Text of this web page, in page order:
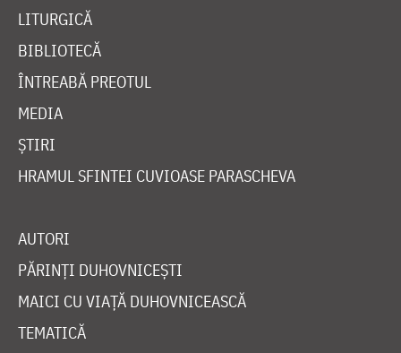
LITURGICĂ
BIBLIOTECĂ
ÎNTREABĂ PREOTUL
MEDIA
ȘTIRI
HRAMUL SFINTEI CUVIOASE PARASCHEVA
AUTORI
PĂRINȚI DUHOVNICEȘTI
MAICI CU VIAȚĂ DUHOVNICEASCĂ
TEMATICĂ